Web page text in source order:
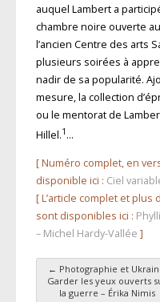
auquel Lambert a
chambre noire ouverte
l’ancien Centre des arts
plusieurs soirées à
nadir de sa popularité.
mesure, la collection
ou le mentorat de
Hillel.1 …
[ Numéro complet, en
disponible ici : Ciel
[ L’article complet et plus
sont disponibles ici :
– Michel Hardy-Vallée ]
Navigation
← Photographie et
Garder les yeux ouverts
la guerre – Érika Nimis